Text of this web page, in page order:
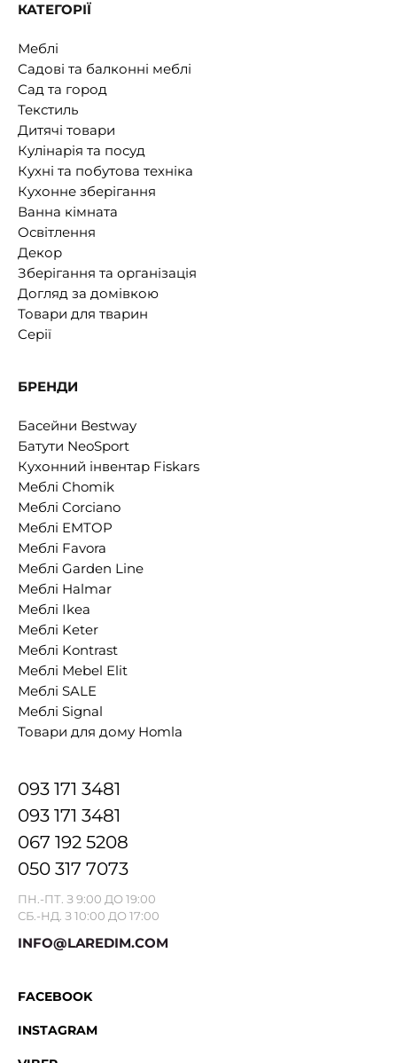
КАТЕГОРІЇ
Меблі
Садові та балконні меблі
Сад та город
Текстиль
Дитячі товари
Кулінарія та посуд
Кухні та побутова техніка
Кухонне зберігання
Ванна кімната
Освітлення
Декор
Зберігання та організація
Догляд за домівкою
Товари для тварин
Серії
БРЕНДИ
Басейни Bestway
Батути NeoSport
Кухонний інвентар Fiskars
Меблі Chomik
Меблі Corciano
Меблі EMTOP
Меблі Favora
Меблі Garden Line
Меблі Halmar
Меблі Ikea
Меблі Keter
Меблі Kontrast
Меблі Mebel Elit
Меблі SALE
Меблі Signal
Товари для дому Homla
093 171 3481
093 171 3481
067 192 5208
050 317 7073
ПН.-ПТ. З 9:00 ДО 19:00
СБ.-НД. З 10:00 ДО 17:00
INFO@LAREDIM.COM
FACEBOOK
INSTAGRAM